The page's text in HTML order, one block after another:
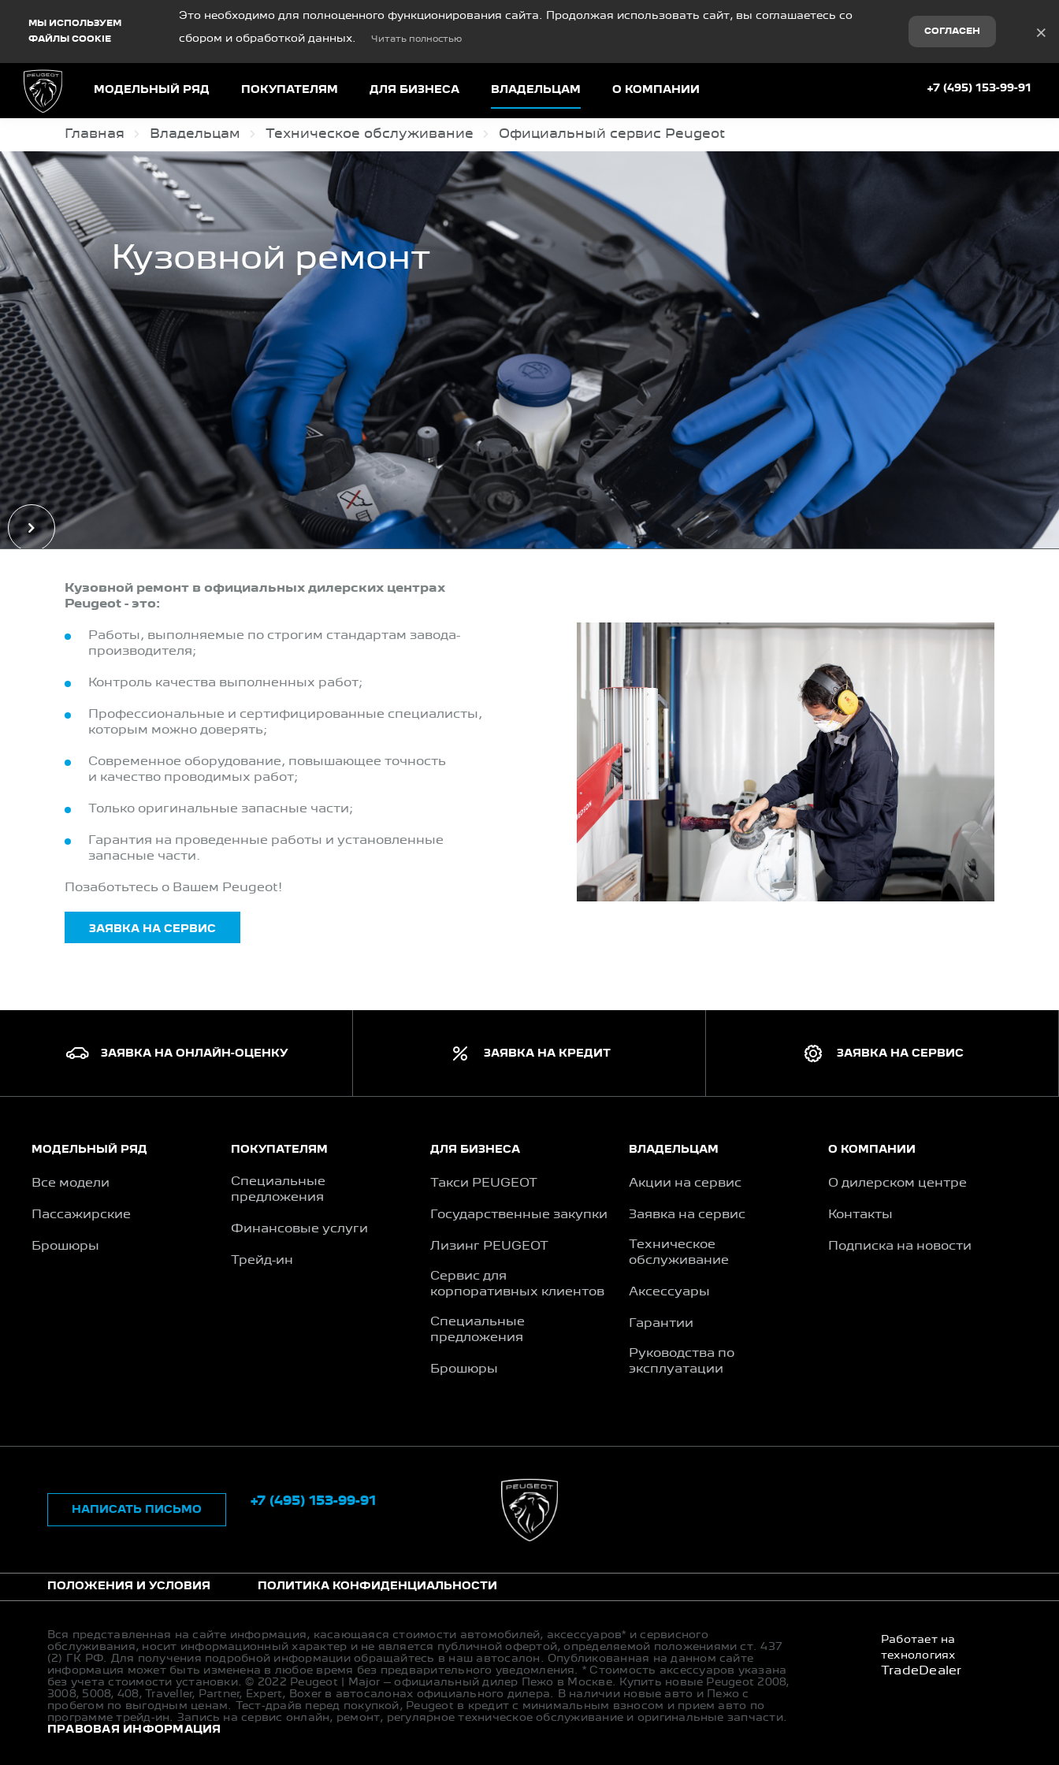
МЫ ИСПОЛЬЗУЕМ
ФАЙЛЫ COOKIE
Это необходимо для полноценного функционирования сайта. Продолжая использовать сайт, вы соглашаетесь со
сбором и обработкой данных. Читать полностью
СОГЛАСЕН ×
МОДЕЛЬНЫЙ РЯД ПОКУПАТЕЛЯМ ДЛЯ БИЗНЕСА ВЛАДЕЛЬЦАМ О КОМПАНИИ +7 (495) 153-99-91
Главная Владельцам Техническое обслуживание Официальный сервис Peugeot
Кузовной ремонт
Кузовной ремонт в официальных дилерских центраx
Peugeot - это:
Работы, выполняемые по строгим стандартам завода-
производителя;
Контроль качества выполненных работ;
Профессиональные и сертифицированные специалисты,
которым можно доверять;
Современное оборудование, повышающее точность
и качество проводимых работ;
Только оригинальные запасные части;
Гарантия на проведенные работы и установленные
запасные части.
​Позаботьтесь о Вашем Peugeot!
ЗАЯВКА НА СЕРВИС
ЗАЯВКА НА ОНЛАЙН-ОЦЕНКУ ЗАЯВКА НА КРЕДИТ ЗАЯВКА НА СЕРВИС
МОДЕЛЬНЫЙ РЯД
Все модели
Пассажирские
Брошюры
ПОКУПАТЕЛЯМ
Специальные
предложения
Финансовые услуги
Трейд-ин
ДЛЯ БИЗНЕСА
Такси PEUGEOT
Государственные закупки
Лизинг PEUGEOT
Сервис для
корпоративных клиентов
Специальные
предложения
Брошюры
ВЛАДЕЛЬЦАМ
Акции на сервис
Заявка на сервис
Техническое
обслуживание
Аксессуары
Гарантии
Руководства по
эксплуатации
О КОМПАНИИ
О дилерском центре
Контакты
Подписка на новости
+7 (495) 153-99-91
НАПИСАТЬ ПИСЬМО
ПОЛОЖЕНИЯ И УСЛОВИЯ ПОЛИТИКА КОНФИДЕНЦИАЛЬНОСТИ
Вся представленная на сайте информация, касающаяся стоимости автомобилей, аксессуаров* и сервисного
обслуживания, носит информационный характер и не является публичной офертой, определяемой положениями ст. 437
(2) ГК РФ. Для получения подробной информации обращайтесь в наш автосалон. Опубликованная на данном сайте
информация может быть изменена в любое время без предварительного уведомления. * Стоимость аксессуаров указана
без учета стоимости установки. © 2022 Peugeot | Major – официальный дилер Пежо в Москве. Купить новые Peugeot 2008,
3008, 5008, 408, Traveller, Partner, Expert, Boxer в автосалонах официального дилера. В наличии новые авто и Пежо с
пробегом по выгодным ценам. Тест-драйв перед покупкой, Peugeot в кредит с минимальным взносом и прием авто по
программе трейд-ин. Запись на сервис онлайн, ремонт, регулярное техническое обслуживание и оригинальные запчасти.
ПРАВОВАЯ ИНФОРМАЦИЯ
Работает на
технологиях
TradeDealer